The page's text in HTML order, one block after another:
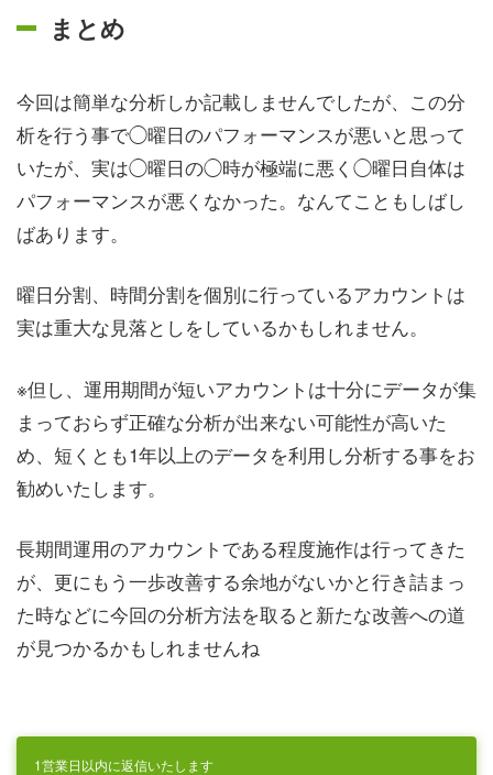
まとめ
今回は簡単な分析しか記載しませんでしたが、この分
析を行う事で◯曜日のパフォーマンスが悪いと思って
いたが、実は◯曜日の◯時が極端に悪く◯曜日自体は
パフォーマンスが悪くなかった。なんてこともしばし
ばあります。
曜日分割、時間分割を個別に行っているアカウントは
実は重大な見落としをしているかもしれません。
※但し、運用期間が短いアカウントは十分にデータが集
まっておらず正確な分析が出来ない可能性が高いた
め、短くとも1年以上のデータを利用し分析する事をお
勧めいたします。
長期間運用のアカウントである程度施作は行ってきた
が、更にもう一歩改善する余地がないかと行き詰まっ
た時などに今回の分析方法を取ると新たな改善への道
が見つかるかもしれませんね
1営業日以内に返信いたします